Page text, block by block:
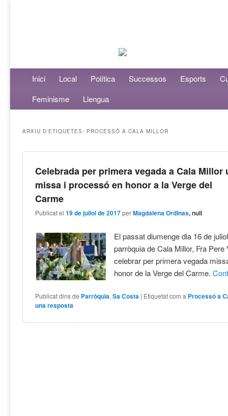
Menú principalAneu al contingut principal
Aneu al contingut secundari
Inici Local Política Successos Esports
Feminisme
Llengua
ARXIU D'ETIQUETES: PROCESSÓ A CALA MILLOR
Celebrada per primera vegada a Cala Millor
missa i processó en honor a la Verge del
Carme
Publicat el19 de juliol de 2017 perMagdalena Ordinas, null
El passat diumenge dia 16 de
parròquia de Cala Millor, Fra Pere
celebrar per primera vegada
honor de la Verge del Carme.
Publicat dins de Parròquia,Sa Costa | Etiquetat com a Processó a
una resposta